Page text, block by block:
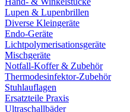
Lupen & Lupenbrillen
Diverse Kleingeräte
Endo-Geräte
Lichtpolymerisationsgeräte
Mischgeräte
Notfall-Koffer & Zubehör
Thermodesinfektor-Zubehör
Stuhlauflagen
Ersatzteile Praxis
Ultraschallbäder